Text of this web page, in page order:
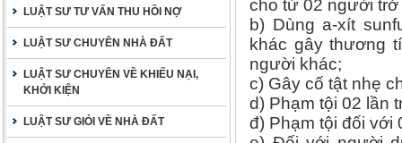
LUẬT SƯ TƯ VẤN THU HỒI NỢ
LUẬT SƯ CHUYÊN NHÀ ĐẤT
LUẬT SƯ CHUYÊN VỀ KHIẾU NẠI,
KHỞI KIỆN
LUẬT SƯ GIỎI VỀ NHÀ ĐẤT
cho từ 02 người trở
b) Dùng a-xít
khác gây thương
người khác;
c) Gây cố tật nhẹ
d) Phạm tội 02 lần
đ) Phạm tội đối với